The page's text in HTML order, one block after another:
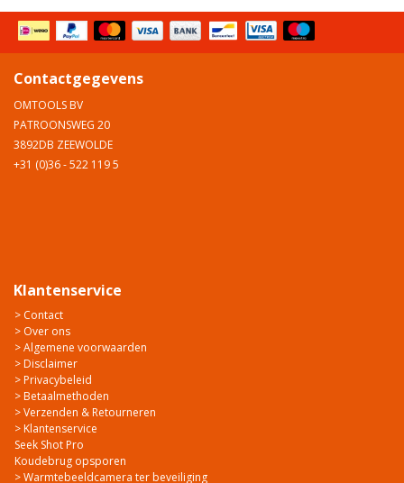
Contactgegevens
OMTOOLS BV
PATROONSWEG 20
3892DB ZEEWOLDE
+31 (0)36 - 522 119 5
Klantenservice
> Contact
> Over ons
> Algemene voorwaarden
> Disclaimer
> Privacybeleid
> Betaalmethoden
> Verzenden & Retourneren
> Klantenservice
Seek Shot Pro
Koudebrug opsporen
> Warmtebeeldcamera ter beveiliging